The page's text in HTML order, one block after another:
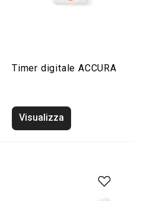
Timer digitale ACCURA
Visualizza